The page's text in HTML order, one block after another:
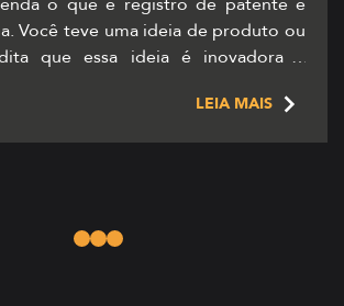
Você teve uma ideia de produto ou
que essa ideia é inovadora e
LEIA MAIS